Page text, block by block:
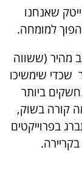
שאנחנו
למומחה.
מהיר (ששווה
שכדי שימשיכו
ביותר
קורה בשוק,
בפרוייקטים